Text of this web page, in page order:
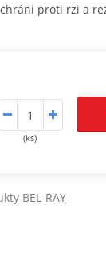
proti rzi a
(ks)
BEL-RAY